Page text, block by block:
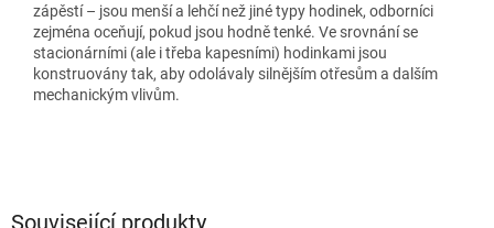
zápěstí – jsou menší a lehčí než jiné typy hodinek, odborníci
zejména oceňují, pokud jsou hodně tenké. Ve srovnání se
stacionárními (ale i třeba kapesními) hodinkami jsou
konstruovány tak, aby odolávaly silnějším otřesům a dalším
mechanickým vlivům.
Související produkty